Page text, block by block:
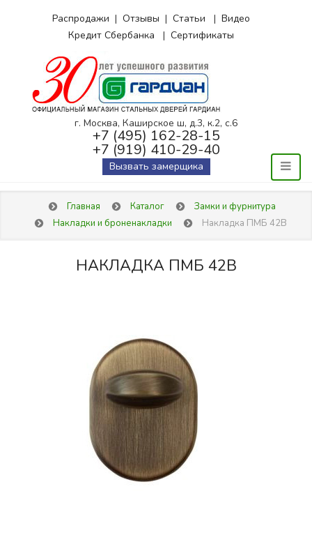
Распродажи | Отзывы | Статьи | Видео
Кредит Сбербанка | Сертификаты
г. Москва, Каширское ш, д.3, к.2, с.6
+7 (495) 162-28-15
+7 (919) 410-29-40
Вызвать замерщика
Главная Каталог
Замки и фурнитура
Накладки и броненакладки
Накладка ПМБ 42В
НАКЛАДКА ПМБ 42В